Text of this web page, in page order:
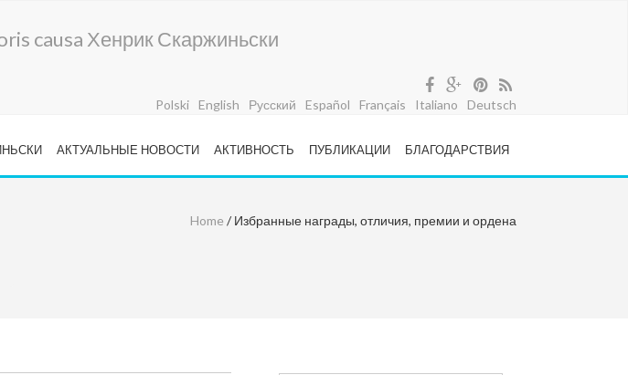
causa Хенрик Скаржиньски
Polski English Русский Español Français Italiano Deutsch
АКТУАЛЬНЫЕ НОВОСТИ AКТИВНОСТЬ ПУБЛИКАЦИИ БЛАГОДАРСТВИЯ
Home / Избранные награды, отличия, премии и ордена